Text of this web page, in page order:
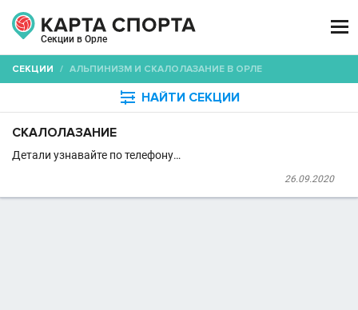
Секции в Орле

СЕКЦИИ / АЛЬПИНИЗМ И СКАЛОЛАЗАНИЕ В ОРЛЕ
 НАЙТИ СЕКЦИИ
СКАЛОЛАЗАНИЕ
Детали узнавайте по телефону…
26.09.2020